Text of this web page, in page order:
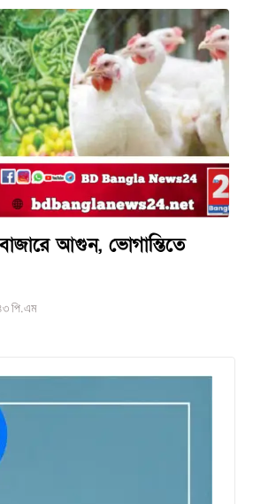
আগুন, ভোগান্তিতে
পি.এম